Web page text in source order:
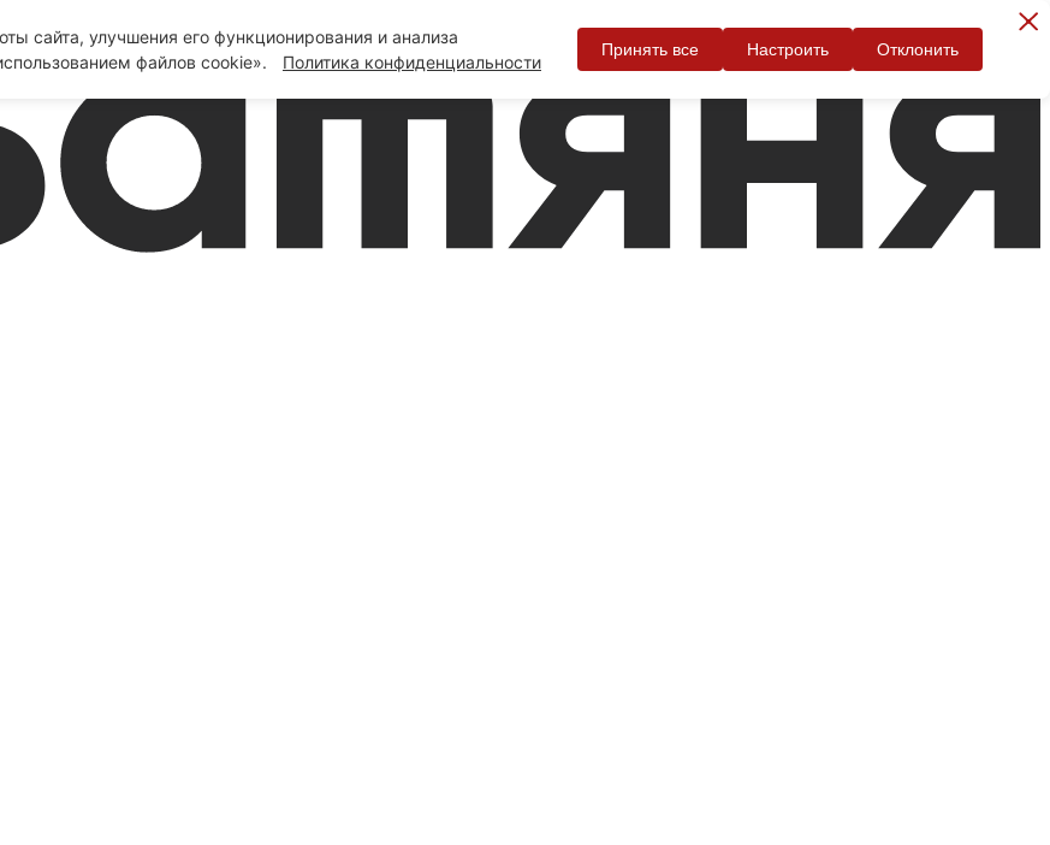
сайта, улучшения его функционирования и анализа
файлов cookie».
Политика конфиденциальности
Принять все Настроить Отклонить